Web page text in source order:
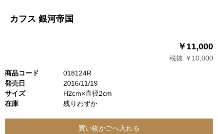
カフス 銀河帝国
￥11,000
税抜 ￥10,000
商品コード
018124R
発売日
2016/11/19
サイズ
H2cm×直径2cm
在庫
残りわずか